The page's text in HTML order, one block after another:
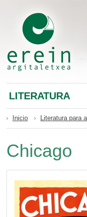
LITERATURA
Inicio Literatura para
Chicago